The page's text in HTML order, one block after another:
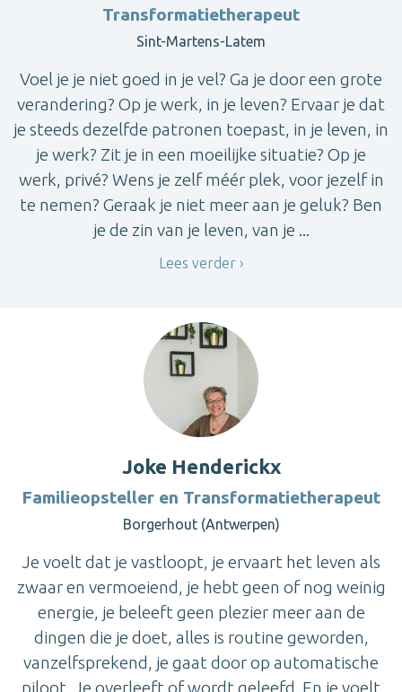
Transformatietherapeut
Sint-Martens-Latem
Voel je je niet goed in je vel? Ga je door een grote
verandering? Op je werk, in je leven? Ervaar je dat
je steeds dezelfde patronen toepast, in je leven, in
je werk? Zit je in een moeilijke situatie? Op je
werk, privé? Wens je zelf méér plek, voor jezelf in
te nemen? Geraak je niet meer aan je geluk? Ben
je de zin van je leven, van je ...
Lees verder
Joke Henderickx
Familieopsteller en Transformatietherapeut
Borgerhout (Antwerpen)
Je voelt dat je vastloopt, je ervaart het leven als
zwaar en vermoeiend, je hebt geen of nog weinig
energie, je beleeft geen plezier meer aan de
dingen die je doet, alles is routine geworden,
vanzelfsprekend, je gaat door op automatische
piloot. Je overleeft of wordt geleefd. En je voelt